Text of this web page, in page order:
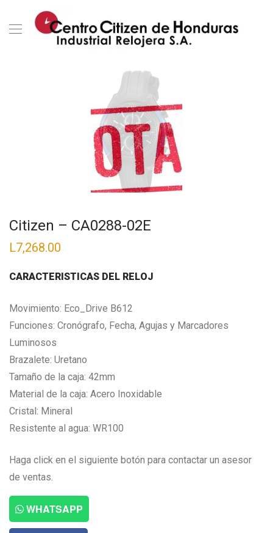
Citizen – CA0288-02E
L7,268.00
CARACTERISTICAS DEL RELOJ
Movimiento: Eco_Drive B612
Funciones: Cronógrafo, Fecha, Agujas y Marcadores
Luminosos
Brazalete: Uretano
Tamaño de la caja: 42mm
Material de la caja: Acero Inoxidable
Cristal: Mineral
Resistente al agua: WR100
Haga click en el siguiente botón para contactar un asesor
de ventas.
WHATSAPP